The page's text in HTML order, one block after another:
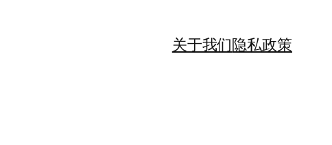
关于我们隐私政策